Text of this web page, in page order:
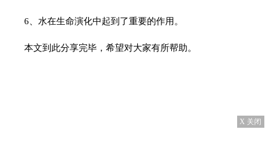
6、水在生命演化中起到了重要的作用。
本文到此分享完毕，希望对大家有所帮助。
X 关闭